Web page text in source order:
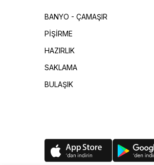
BANYO - ÇAMAŞIR
PİŞİRME
HAZIRLIK
SAKLAMA
BULAŞIK